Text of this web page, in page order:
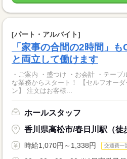
[パート・アルバイト]
「家事の合間の2時間」
と両立して働けます
・ご案内 ・盛つけ ・お会計 ・テー
な業務からスタート！ 【セルフオーダー導入なので接客がカンタ
ン】 注文はお客様...
ホールスタッフ
香川県高松市/春日川駅（徒
時給1,070円～1,338円 交通費一